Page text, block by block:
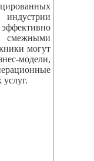
смежными
могут